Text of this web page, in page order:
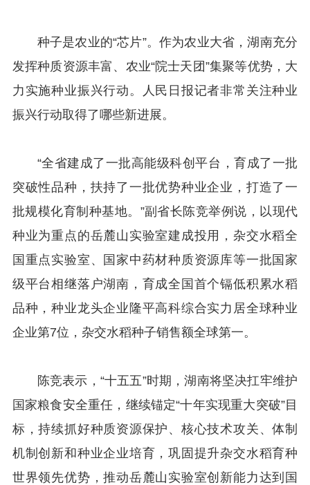
种子是农业的“芯片”。作为农业大省，湖南充分
发挥种质资源丰富、农业“院士天团”集聚等优势，大
力实施种业振兴行动。人民日报记者非常关注种业
振兴行动取得了哪些新进展。
“全省建成了一批高能级科创平台，育成了一批
突破性品种，扶持了一批优势种业企业，打造了一
批规模化育制种基地。”副省长陈竞举例说，以现代
种业为重点的岳麓山实验室建成投用，杂交水稻全
国重点实验室、国家中药材种质资源库等一批国家
级平台相继落户湖南，育成全国首个镉低积累水稻
品种，种业龙头企业隆平高科综合实力居全球种业
企业第7位，杂交水稻种子销售额全球第一。
陈竞表示，“十五五”时期，湖南将坚决扛牢维护
国家粮食安全重任，继续锚定“十年实现重大突破”目
标，持续抓好种质资源保护、核心技术攻关、体制
机制创新和种业企业培育，巩固提升杂交水稻育种
世界领先优势，推动岳麓山实验室创新能力达到国